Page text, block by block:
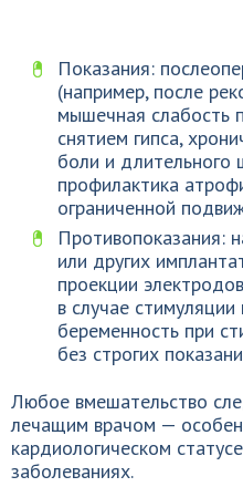
Показания:
(например, после
мышечная слабость
снятием гипса,
боли и
профилактика
ограниченной
Противопоказания:
или других
проекции
в случае
беременность при
без строгих
Любое вмешательство
лечащим врачом —
кардиологическом
заболеваниях.